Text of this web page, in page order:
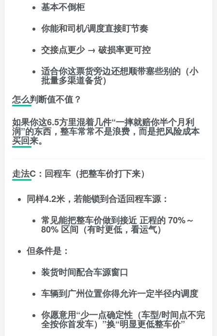
基本不倒柜
你能和司机/调度直接盯节奏
交接点更少 → 破损率更可控
适合你这票货旁边还想顺带塞些别的（小
批量多渠道备货）
怎么判断值不值？
如果你这6.5方里混着几件“一摔就赔你半个月利
润”的东西，整车常常不是浪费，而是把风险成本
买回来。
走法C：回程车（把整车价打下来）
同样4.2米，若能锁到合适回程车源：
常见能把整车价做到接近正程的 70%～
80% 区间 （有时更低，看运气）
但条件是：
装货时间配合车源窗口
车辆到广州位置你得允许一定半径内调度
你愿意用“少一点确定性（车型/时间点不完
全按你首发车）”换“明显更低整车价”